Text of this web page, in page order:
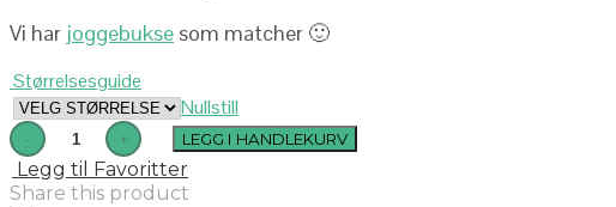
Vi har joggebukse som matcher 🙂
Størrelsesguide
Nullstill
LEGG I HANDLEKURV
Legg til Favoritter
Share this product